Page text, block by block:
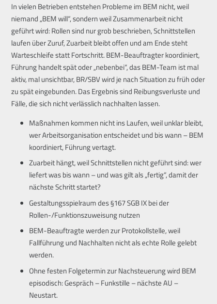
In vielen Betrieben entstehen Probleme im BEM nicht, weil
niemand „BEM will“, sondern weil Zusammenarbeit nicht
geführt wird: Rollen sind nur grob beschrieben, Schnittstellen
laufen über Zuruf, Zuarbeit bleibt offen und am Ende steht
Warteschleife statt Fortschritt. BEM-Beauftragter koordiniert,
Führung handelt spät oder „nebenbei“, das BEM-Team ist mal
aktiv, mal unsichtbar, BR/SBV wird je nach Situation zu früh oder
zu spät eingebunden. Das Ergebnis sind Reibungsverluste und
Fälle, die sich nicht verlässlich nachhalten lassen.
Maßnahmen kommen nicht ins Laufen, weil unklar bleibt,
wer Arbeitsorganisation entscheidet und bis wann – BEM
koordiniert, Führung vertagt.
Zuarbeit hängt, weil Schnittstellen nicht geführt sind: wer
liefert was bis wann – und was gilt als „fertig“, damit der
nächste Schritt startet?
Gestaltungsspielraum des §167 SGB IX bei der
Rollen-/Funktionszuweisung nutzen
BEM-Beauftragte werden zur Protokollstelle, weil
Fallführung und Nachhalten nicht als echte Rolle gelebt
werden.
Ohne festen Folgetermin zur Nachsteuerung wird BEM
episodisch: Gespräch – Funkstille – nächste AU –
Neustart.